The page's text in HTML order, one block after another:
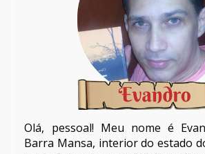
Olá, pessoal! Meu nome é
Barra Mansa, interior do estado